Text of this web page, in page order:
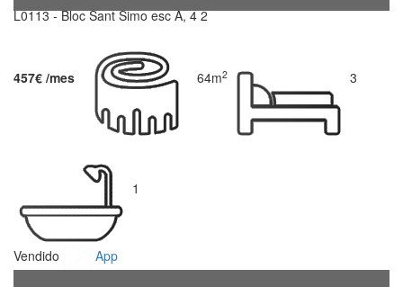
L0113 - Bloc Sant Simo esc A, 4 2
457€ /mes 64m2 3
1
Vendido App